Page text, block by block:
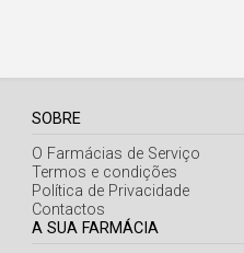
Viana do Castelo
Vila Real
Viseu
SOBRE
O Farmácias de Serviço
Termos e condições
Política de Privacidade
Contactos
A SUA FARMÁCIA